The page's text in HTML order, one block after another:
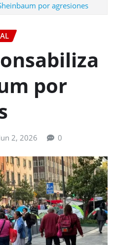
por agresiones
por
2, 2026 0